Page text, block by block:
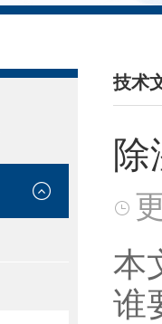
技术
/
除
本
谁